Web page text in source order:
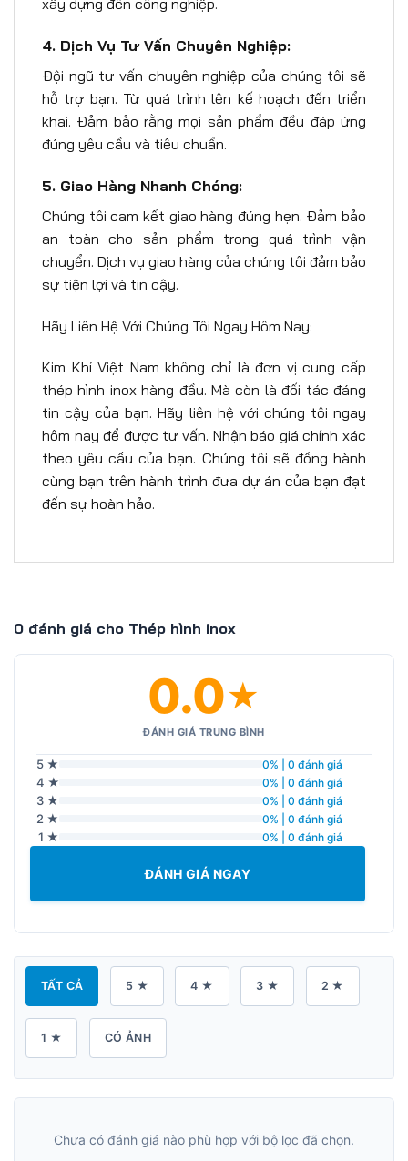
xây dựng đến công nghiệp.
4. Dịch Vụ Tư Vấn Chuyên Nghiệp:
Đội ngũ tư vấn chuyên nghiệp của chúng tôi sẽ
hỗ trợ bạn. Từ quá trình lên kế hoạch đến triển
khai. Đảm bảo rằng mọi sản phẩm đều đáp ứng
đúng yêu cầu và tiêu chuẩn.
5. Giao Hàng Nhanh Chóng:
Chúng tôi cam kết giao hàng đúng hẹn. Đảm bảo
an toàn cho sản phẩm trong quá trình vận
chuyển. Dịch vụ giao hàng của chúng tôi đảm bảo
sự tiện lợi và tin cậy.
Hãy Liên Hệ Với Chúng Tôi Ngay Hôm Nay:
Kim Khí Việt Nam không chỉ là đơn vị cung cấp
thép hình inox hàng đầu. Mà còn là đối tác đáng
tin cậy của bạn. Hãy liên hệ với chúng tôi ngay
hôm nay để được tư vấn. Nhận báo giá chính xác
theo yêu cầu của bạn. Chúng tôi sẽ đồng hành
cùng bạn trên hành trình đưa dự án của bạn đạt
đến sự hoàn hảo.
0 đánh giá cho Thép hình inox
0.0★
ĐÁNH GIÁ TRUNG BÌNH
5 ★ 0% | 0 đánh giá
4 ★ 0% | 0 đánh giá
3 ★ 0% | 0 đánh giá
2 ★ 0% | 0 đánh giá
1 ★ 0% | 0 đánh giá
ĐÁNH GIÁ NGAY
TẤT CẢ 5 ★ 4 ★ 3 ★ 2 ★
1 ★ CÓ ẢNH
Chưa có đánh giá nào phù hợp với bộ lọc đã chọn.